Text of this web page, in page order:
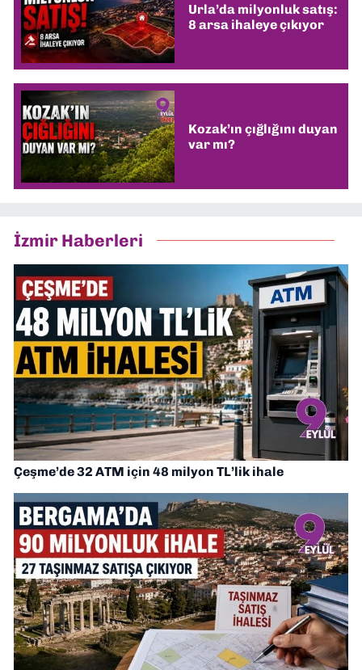
Urla’da milyonluk satış:
8 arsa ihaleye çıkıyor
Kozak’ın çığlığını duyan
var mı?
İzmir Haberleri
Çeşme’de 32 ATM için 48 milyon TL’lik ihale